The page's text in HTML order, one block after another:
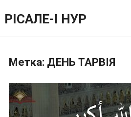
РІСАЛЕ-І НУР
Метка: ДЕНЬ ТАРВІЯ